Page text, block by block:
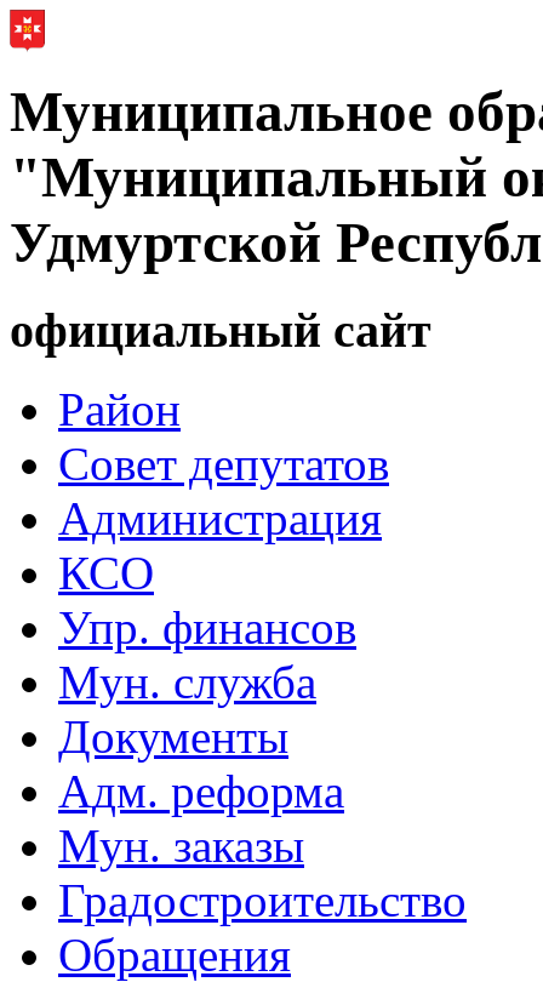
Муниципальное
"Муниципальный
Удмуртской
официальный сайт
Район
Совет депутатов
Администрация
КСО
Упр. финансов
Мун. служба
Документы
Адм. реформа
Мун. заказы
Градостроительство
Обращения